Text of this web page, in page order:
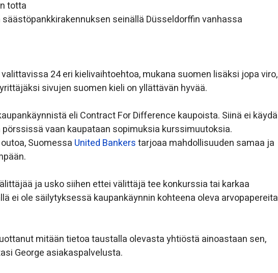
seinällä Düsseldorffin vanhassa
24 eri kielivaihtoehtoa, mukana suomen lisäksi jopa viro,
sivujen suomen kieli on yllättävän hyvää.
eli Contract For Difference kaupoista. Siinä ei käydä
vaan kaupataan sopimuksia kurssimuutoksia.
Suomessa United Bankerstarjoaa mahdollisuuden samaa ja
ja usko siihen ettei välittäjä tee konkurssia tai karkaa
ei ole säilytyksessä kaupankäynnin kohteena oleva arvopapereita
mitään tietoa taustalla olevasta yhtiöstä ainoastaan sen,
George asiakaspalvelusta.